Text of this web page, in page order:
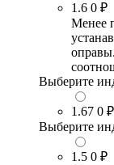
1.6 0 ₽
Менее
Выберите
1.67 0 ₽
Выберите
1.5 0 ₽